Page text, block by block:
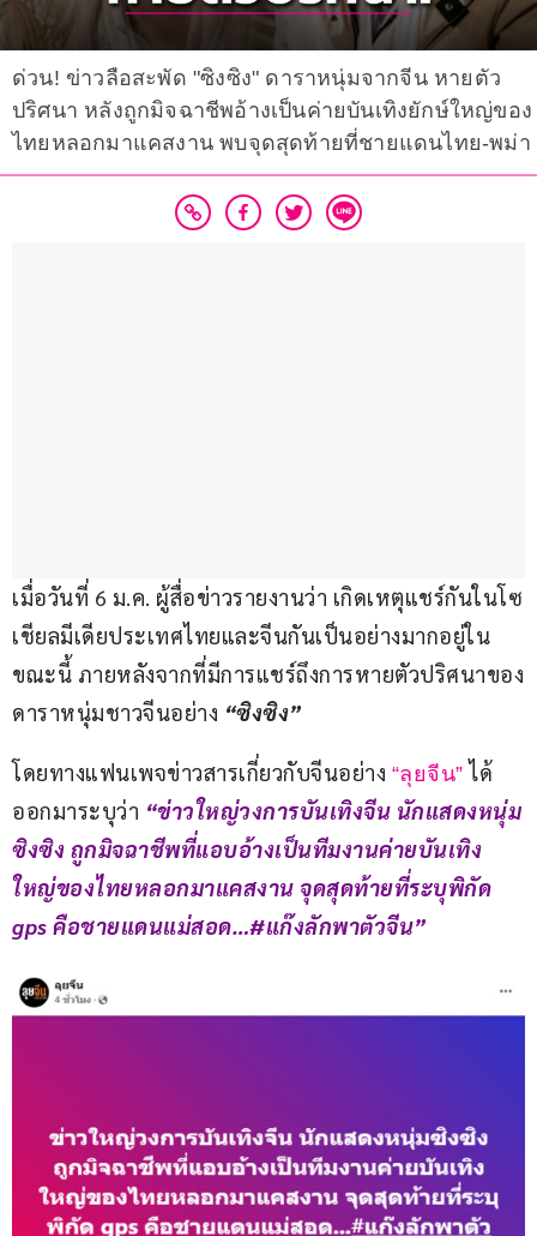
ด่วน! ข่าวลือสะพัด "ซิงซิง" ดาราหนุ่มจากจีน หายตัว
ปริศนา หลังถูกมิจฉาชีพอ้างเป็นค่ายบันเทิงยักษ์ใหญ่ของ
ไทยหลอกมาแคสงาน พบจุดสุดท้ายที่ชายแดนไทย-พม่า
เมื่อวันที่ 6 ม.ค. ผู้สื่อข่าวรายงานว่า เกิดเหตุแชร์กันในโซ
เชียลมีเดียประเทศไทยและจีนกันเป็นอย่างมากอยู่ใน
ขณะนี้ ภายหลังจากที่มีการแชร์ถึงการหายตัวปริศนาของ
ดาราหนุ่มชาวจีนอย่าง “ซิงซิง”
โดยทางแฟนเพจข่าวสารเกี่ยวกับจีนอย่าง “ลุยจีน” ได้
ออกมาระบุว่า “ข่าวใหญ่วงการบันเทิงจีน นักแสดงหนุ่ม
ซิงซิง ถูกมิจฉาชีพที่แอบอ้างเป็นทีมงานค่ายบันเทิง
ใหญ่ของไทยหลอกมาแคสงาน จุดสุดท้ายที่ระบุพิกัด
gps คือชายแดนแม่สอด…#แก๊งลักพาตัวจีน”